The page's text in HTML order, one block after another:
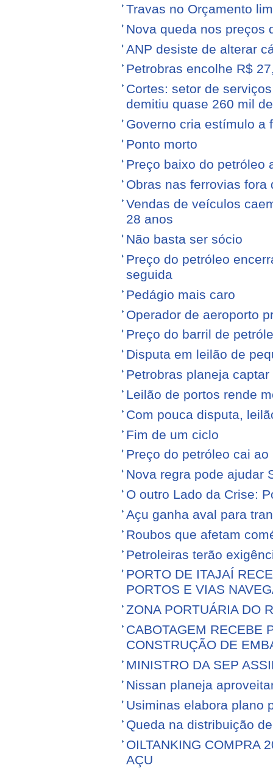
Travas no Orçamento
Nova queda nos preços
ANP desiste de alterar
Petrobras encolhe R$
Cortes: setor de
demitiu quase 260 mil
Governo cria estímulo a
Ponto morto
Preço baixo do petróleo
Obras nas ferrovias fora
Vendas de veículos
28 anos
Não basta ser sócio
Preço do petróleo
seguida
Pedágio mais caro
Operador de aeroporto
Preço do barril de
Disputa em leilão de
Petrobras planeja
Leilão de portos rende
Com pouca disputa,
Fim de um ciclo
Preço do petróleo cai
Nova regra pode ajudar
O outro Lado da Crise:
Açu ganha aval para
Roubos que afetam
Petroleiras terão
PORTO DE ITAJAÍ
PORTOS E VIAS
ZONA PORTUÁRIA DO
CABOTAGEM RECEBE
CONSTRUÇÃO DE
MINISTRO DA SEP
Nissan planeja
Usiminas elabora plano
Queda na distribuição
OILTANKING COMPRA
AÇU